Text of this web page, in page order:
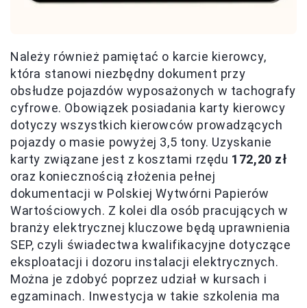
Należy również pamiętać o karcie kierowcy,
która stanowi niezbędny dokument przy
obsłudze pojazdów wyposażonych w tachografy
cyfrowe. Obowiązek posiadania karty kierowcy
dotyczy wszystkich kierowców prowadzących
pojazdy o masie powyżej 3,5 tony. Uzyskanie
karty związane jest z kosztami rzędu 172,20 zł
oraz koniecznością złożenia pełnej
dokumentacji w Polskiej Wytwórni Papierów
Wartościowych. Z kolei dla osób pracujących w
branży elektrycznej kluczowe będą uprawnienia
SEP, czyli świadectwa kwalifikacyjne dotyczące
eksploatacji i dozoru instalacji elektrycznych.
Można je zdobyć poprzez udział w kursach i
egzaminach. Inwestycja w takie szkolenia ma